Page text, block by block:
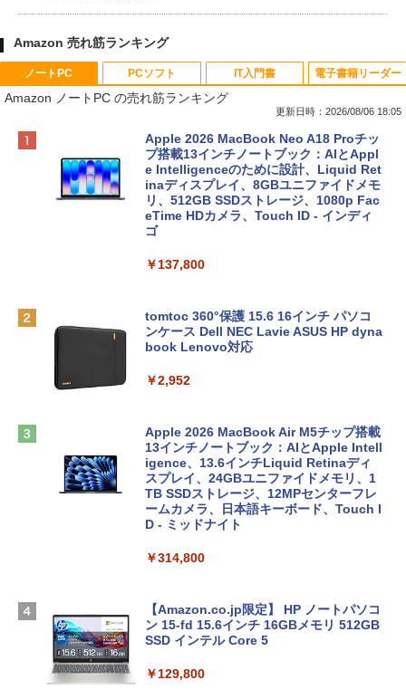
Amazon 売れ筋ランキング
ノートPC
Amazon ノートPC の売れ筋ランキング
更新日時：2026/08/06 18:05
Apple 2026 MacBook Neo A18 Proチッ
プ搭載13インチノートブック：AIとAppl
e Intelligenceのために設計、Liquid Ret
inaディスプレイ、8GBユニファイドメモ
リ、512GB SSDストレージ、1080p Fac
eTime HDカメラ、Touch ID - インディ
ゴ
￥137,800
tomtoc 360°保護 15.6 16インチ パソコ
ンケース Dell NEC Lavie ASUS HP dyna
book Lenovo対応
￥2,952
Apple 2026 MacBook Air M5チップ搭載
13インチノートブック：AIとApple Intell
igence、13.6インチLiquid Retinaディ
スプレイ、24GBユニファイドメモリ、1
TB SSDストレージ、12MPセンターフレ
ームカメラ、日本語キーボード、Touch I
D - ミッドナイト
￥314,800
【Amazon.co.jp限定】 HP ノートパソコ
ン 15-fd 15.6インチ 16GBメモリ 512GB
SSD インテル Core 5
￥129,800
PCソフト IT入門書 電子書籍リーダー